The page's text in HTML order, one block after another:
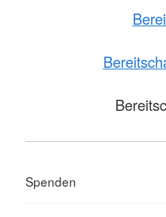
Spenden